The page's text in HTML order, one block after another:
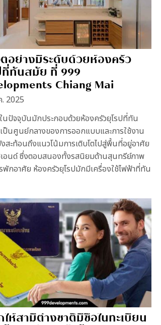
ตอย่างมีระดับด้วยห้องครัว
ที่ทันสมัย ที่ 999
Chiang Mai
2025
นปัจจุบันมักประกอบด้วยห้องครัวยุโรปที่ทัน
ป็นศูนย์กลางของการออกแบบและการใช้งาน
สะท้อนถึงแนวโน้มการเติบโตไปสู่พื้นที่อยู่อาศัย
เอนด์ ซึ่งตอบสนองทั้งรสนิยมด้านสุนทรีย์ภาพ
พักอาศัย ห้องครัวยุโรปมักมีเครื่องใช้ไฟฟ้าที่ทัน
ให้สามีต่างชาติมีชื่อในทะเบียน